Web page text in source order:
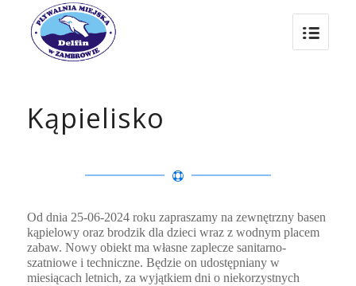
Kąpielisko
Od dnia 25-06-2024 roku zapraszamy na zewnętrzny basen
kąpielowy oraz brodzik dla dzieci wraz z wodnym placem
zabaw. Nowy obiekt ma własne zaplecze sanitarno-
szatniowe i techniczne. Będzie on udostępniany w
miesiącach letnich, za wyjątkiem dni o niekorzystnych